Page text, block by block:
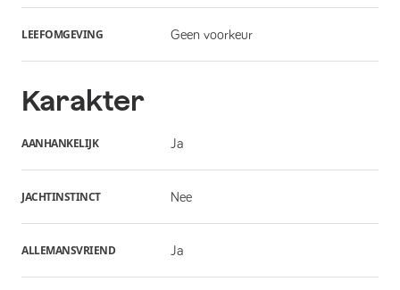
LEEFOMGEVING Geen voorkeur
Karakter
AANHANKELIJK Ja
JACHTINSTINCT Nee
ALLEMANSVRIEND Ja